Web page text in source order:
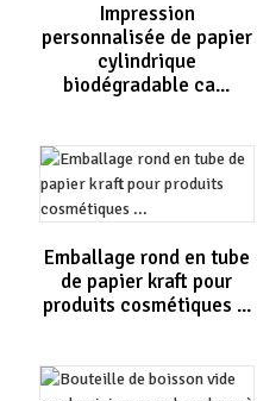
Impression
personnalisée de papier
cylindrique
biodégradable ca...
Emballage rond en tube
de papier kraft pour
produits cosmétiques ...